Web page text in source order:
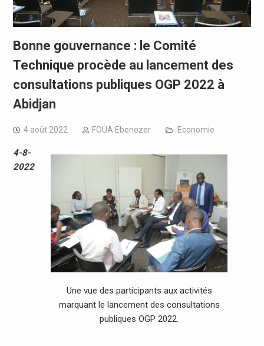
Bonne gouvernance : le Comité
Technique procède au lancement des
consultations publiques OGP 2022 à
Abidjan
4 août 2022 FOUA Ebenezer Economie
Une vue des participants aux activités
marquant le lancement des consultations
publiques OGP 2022.
4-8-
2022